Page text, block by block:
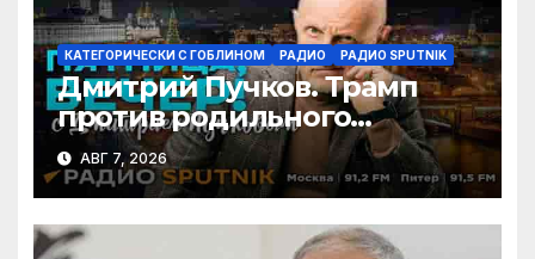
КАТЕГОРИЧЕСКИ С ГОБЛИНОМ РАДИО РАДИО SPUTNIK
Дмитрий Пучков. Трамп
против родильного
туризма, безработица из-за
ИИ
АВГ 7, 2026